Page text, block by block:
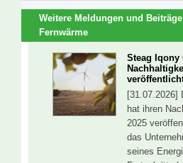
Weitere Meldungen und
Fernwärme
Steag Iqony
[31.07.2026]
hat ihren
2025
das
seines